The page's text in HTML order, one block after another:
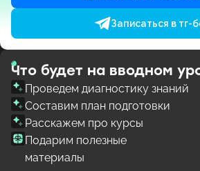
Записаться в тг-
Что будет на вводном
Проведем диагностику знаний
Составим план подготовки
Расскажем про курсы
Подарим полезные
материалы